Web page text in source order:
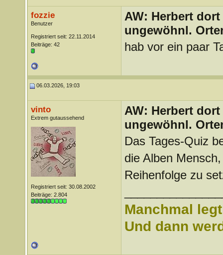
fozzie
Benutzer
Registriert seit: 22.11.2014
Beiträge: 42
AW: Herbert
ungewöhnl.
hab vor ein paar
06.03.2026, 19:03
vinto
Extrem gutaussehend
Registriert seit: 30.08.2002
Beiträge: 2.804
AW: Herbert
ungewöhnl.
Das Tages-Quiz
die Alben
Reihenfolge zu
Manchmal
Und dann